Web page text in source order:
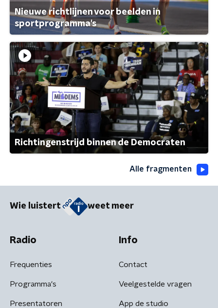
Nieuwe richtlijnen voor beelden in
sportprogramma's
Richtingenstrijd binnen de Democraten
Alle fragmenten
Wie luistert weet meer
Radio
Frequenties
Programma's
Presentatoren
Info
Contact
Veelgestelde vragen
App de studio